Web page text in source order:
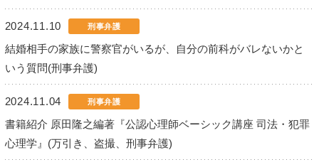
2024.11.10 刑事弁護
結婚相手の家族に警察官がいるが、自分の前科がバレないかと
いう質問(刑事弁護)
2024.11.04 刑事弁護
書籍紹介 原田隆之編著『公認心理師ベーシック講座 司法・犯罪
心理学』(万引き、盗撮、刑事弁護)